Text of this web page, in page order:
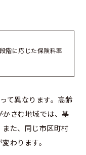
階に応じた保険料率
て異なります。高齢
さむ地域では、基
た、同じ市区町村
わります。